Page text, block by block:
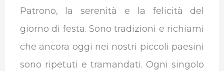
Patrono, la serenità e la felicità del
giorno di festa. Sono tradizioni e richiami
che ancora oggi nei nostri piccoli paesini
sono ripetuti e tramandati. Ogni singolo